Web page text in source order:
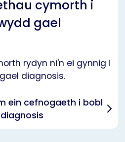
cymorth i
gael
rydyn ni'n ei gynnig i
diagnosis.
ein cefnogaeth i bobl